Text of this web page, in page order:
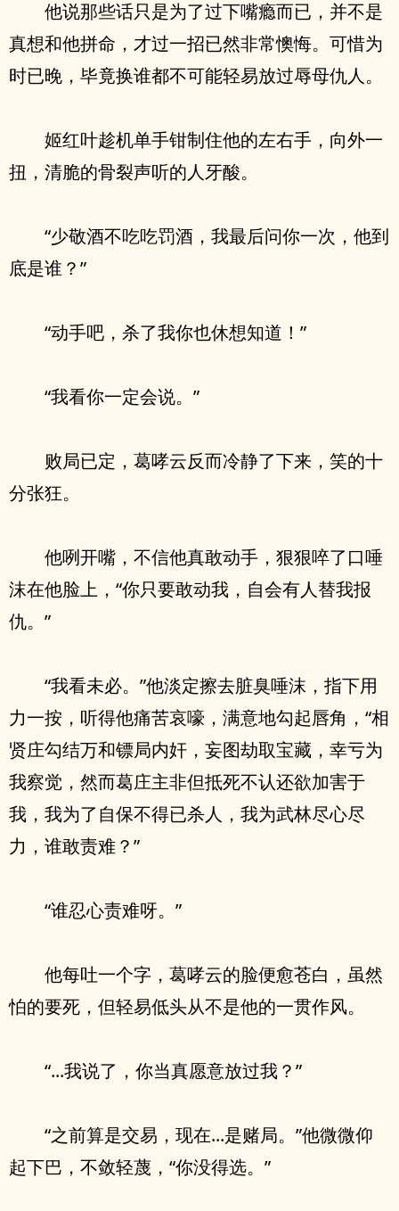
他说那些话只是为了过下嘴瘾而已，并不是
真想和他拼命，才过一招已然非常懊悔。可惜为
时已晚，毕竟换谁都不可能轻易放过辱母仇人。
姬红叶趁机单手钳制住他的左右手，向外一
扭，清脆的骨裂声听的人牙酸。
“少敬酒不吃吃罚酒，我最后问你一次，他到
底是谁？”
“动手吧，杀了我你也休想知道！”
“我看你一定会说。”
败局已定，葛哮云反而冷静了下来，笑的十
分张狂。
他咧开嘴，不信他真敢动手，狠狠啐了口唾
沫在他脸上，“你只要敢动我，自会有人替我报
仇。”
“我看未必。”他淡定擦去脏臭唾沫，指下用
力一按，听得他痛苦哀嚎，满意地勾起唇角，“相
贤庄勾结万和镖局内奸，妄图劫取宝藏，幸亏为
我察觉，然而葛庄主非但抵死不认还欲加害于
我，我为了自保不得已杀人，我为武林尽心尽
力，谁敢责难？”
“谁忍心责难呀。”
他每吐一个字，葛哮云的脸便愈苍白，虽然
怕的要死，但轻易低头从不是他的一贯作风。
“...我说了，你当真愿意放过我？”
“之前算是交易，现在...是赌局。”他微微仰
起下巴，不敛轻蔑，“你没得选。”